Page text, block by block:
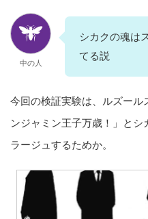
中の人
シカクの魂は
てる説
今回の検証実験は、ルズー
ンジャミン王子万歳！」と
ラージュするためか。